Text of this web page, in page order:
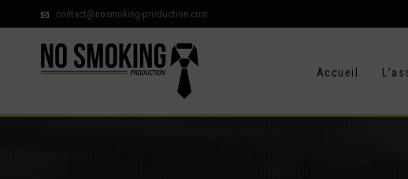
contact@nosmoking-production.com
Accueil